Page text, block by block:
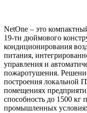
NetOne – это
19-ти дюймового
кондиционирования
питания,
управления и
пожаротушения.
построения локальной
помещениях
способность до 1500 кг
промышленных